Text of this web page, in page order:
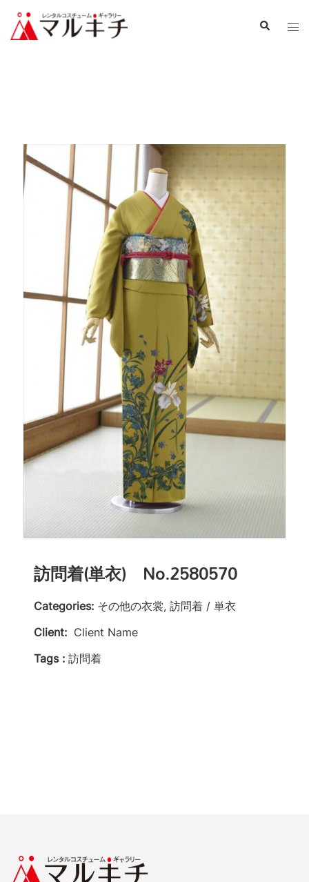
訪問着(単衣) No.2580570
Categories: その他の衣裳, 訪問着 / 単衣
Client: Client Name
Tags : 訪問着